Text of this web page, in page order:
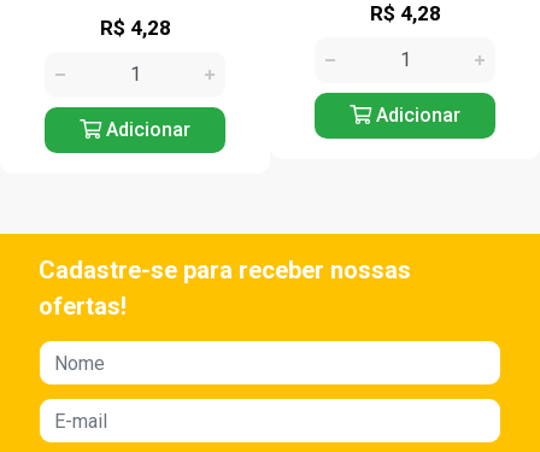
R$ 4,28
Adicionar
R$ 4,28
Adicionar
Cadastre-se para receber nossas
ofertas!